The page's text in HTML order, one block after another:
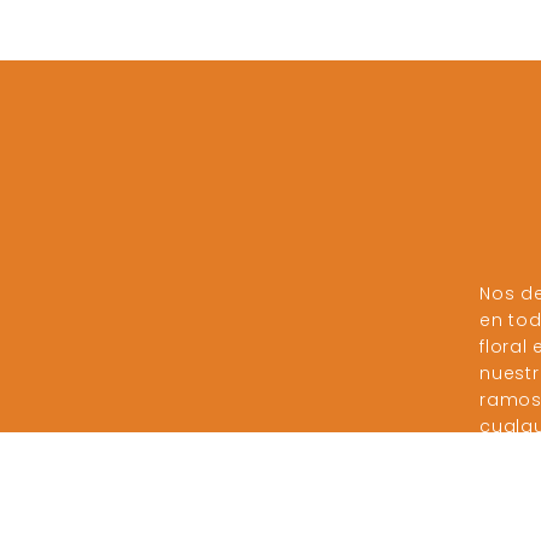
Nos
en
floral